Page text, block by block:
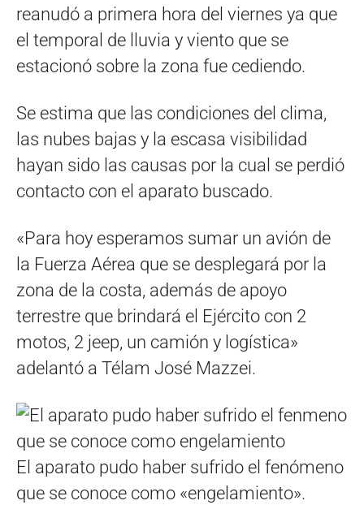
reanudó a primera hora del viernes ya que
el temporal de lluvia y viento que se
estacionó sobre la zona fue cediendo.
Se estima que las condiciones del clima,
las nubes bajas y la escasa visibilidad
hayan sido las causas por la cual se perdió
contacto con el aparato buscado.
«Para hoy esperamos sumar un avión de
la Fuerza Aérea que se desplegará por la
zona de la costa, además de apoyo
terrestre que brindará el Ejército con 2
motos, 2 jeep, un camión y logística»
adelantó a Télam José Mazzei.
El aparato pudo haber sufrido el fenómeno
que se conoce como «engelamiento».